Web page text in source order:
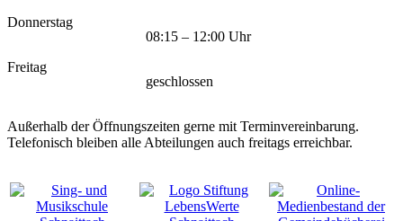
Donnerstag
08:15 – 12:00 Uhr
Freitag
geschlossen
Außerhalb der Öffnungszeiten gerne mit Terminvereinbarung.
Telefonisch bleiben alle Abteilungen auch freitags erreichbar.